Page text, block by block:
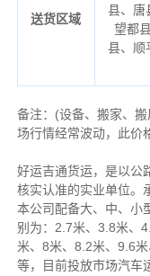
送货区域
县、唐
望都
县、顺
备注： (设备、搬家、
场行情经常波动，此价
好运吉通货运，是以公
核实认准的实业单位。
本公司配备大、中、小
别为：2.7米、3.8米、
米、8米、8.2米、9.6
等，目前投放市场汽车